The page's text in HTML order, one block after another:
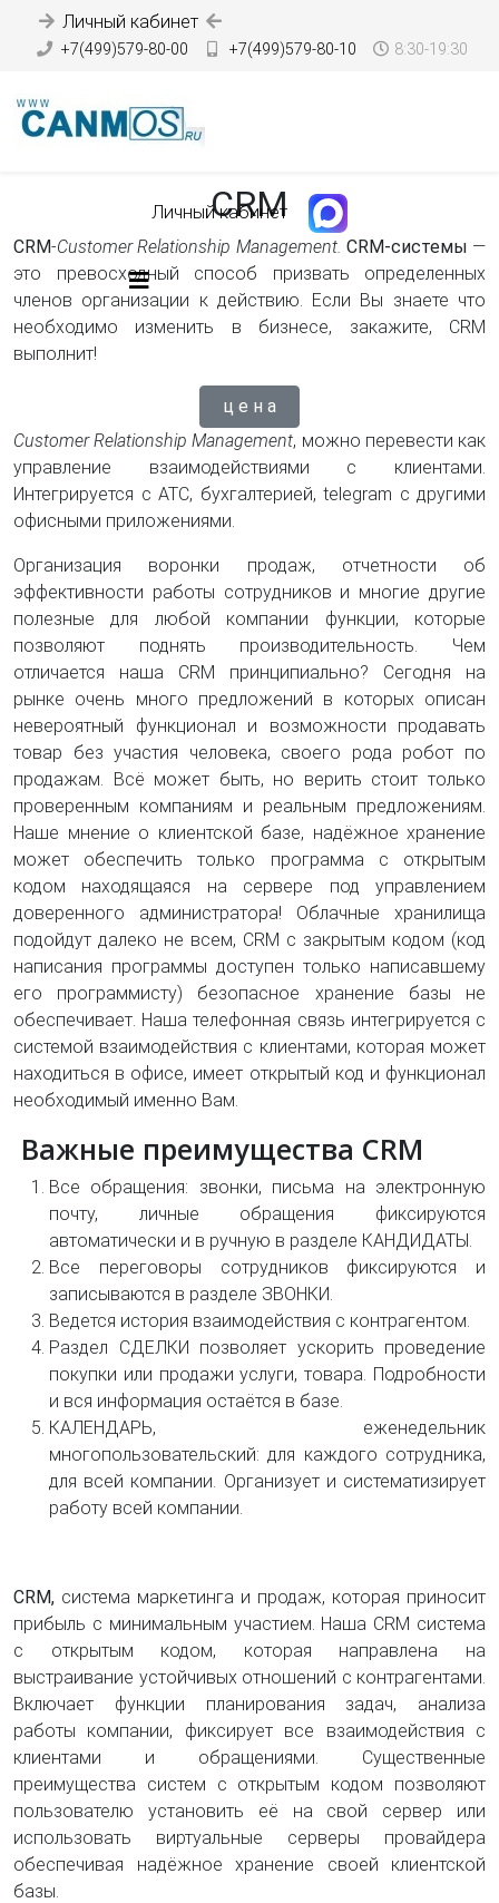
Личный кабинет
+7(499)579-80-00 +7(499)579-80-10 8:30-19:30
Личный кабинет
CRM
CRM-Customer Relationship Management. CRM-системы —
это превосходный способ призвать определенных
членов организации к действию. Если Вы знаете что
необходимо изменить в бизнесе, закажите, CRM
выполнит!
ц е н а
Customer Relationship Management, можно перевести как
управление взаимодействиями с клиентами.
Интегрируется с АТС, бухгалтерией, telegram с другими
офисными приложениями.
Организация воронки продаж, отчетности об
эффективности работы сотрудников и многие другие
полезные для любой компании функции, которые
позволяют поднять производительность. Чем
отличается наша CRM принципиально? Сегодня на
рынке очень много предложений в которых описан
невероятный функционал и возможности продавать
товар без участия человека, своего рода робот по
продажам. Всё может быть, но верить стоит только
проверенным компаниям и реальным предложениям.
Наше мнение о клиентской базе, надёжное хранение
может обеспечить только программа с открытым
кодом находящаяся на сервере под управлением
доверенного администратора! Облачные хранилища
подойдут далеко не всем, CRM с закрытым кодом (код
написания программы доступен только написавшему
его программисту) безопасное хранение базы не
обеспечивает. Наша телефонная связь интегрируется с
системой взаимодействия с клиентами, которая может
находиться в офисе, имеет открытый код и функционал
необходимый именно Вам.
Важные преимущества CRM
Все обращения: звонки, письма на электронную
почту, личные обращения фиксируются
автоматически и в ручную в разделе КАНДИДАТЫ.
Все переговоры сотрудников фиксируются и
записываются в разделе ЗВОНКИ.
Ведется история взаимодействия с контрагентом.
Раздел СДЕЛКИ позволяет ускорить проведение
покупки или продажи услуги, товара. Подробности
и вся информация остаётся в базе.
КАЛЕНДАРЬ, еженедельник
многопользовательский: для каждого сотрудника,
для всей компании. Организует и систематизирует
работу всей компании.
CRM, система маркетинга и продаж, которая приносит
прибыль с минимальным участием. Наша CRM система
с открытым кодом, которая направлена на
выстраивание устойчивых отношений с контрагентами.
Включает функции планирования задач, анализа
работы компании, фиксирует все взаимодействия с
клиентами и обращениями. Существенные
преимущества систем с открытым кодом позволяют
пользователю установить её на свой сервер или
использовать виртуальные серверы провайдера
обеспечивая надёжное хранение своей клиентской
базы.